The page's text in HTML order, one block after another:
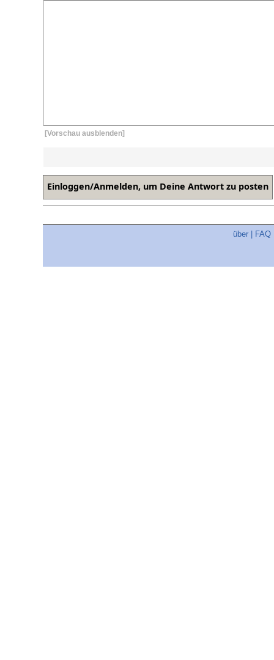
[Vorschau ausblenden]
über FAQ